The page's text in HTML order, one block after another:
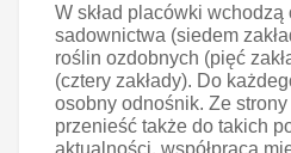
W skład placówki wchodzą
sadownictwa (siedem
roślin ozdobnych (pięć
(cztery zakłady). Do
osobny odnośnik. Ze
przenieść także do takich
aktualności, współpraca